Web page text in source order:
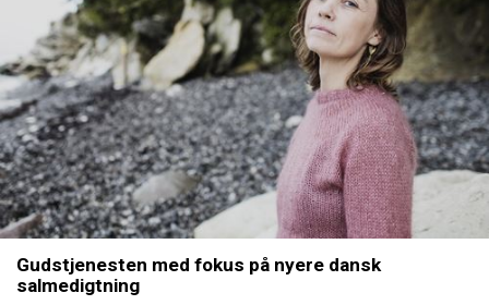
Gudstjenesten med fokus på nyere dansk
salmedigtning